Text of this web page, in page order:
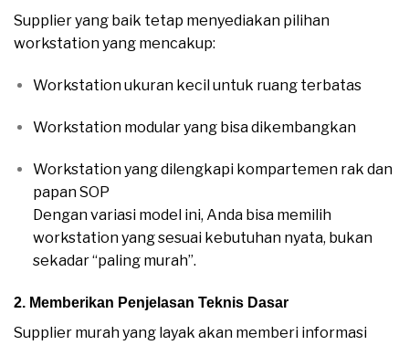
Supplier yang baik tetap menyediakan pilihan
workstation yang mencakup:
Workstation ukuran kecil untuk ruang terbatas
Workstation modular yang bisa dikembangkan
Workstation yang dilengkapi kompartemen rak dan
papan SOP
Dengan variasi model ini, Anda bisa memilih
workstation yang sesuai kebutuhan nyata, bukan
sekadar “paling murah”.
2. Memberikan Penjelasan Teknis Dasar
Supplier murah yang layak akan memberi informasi